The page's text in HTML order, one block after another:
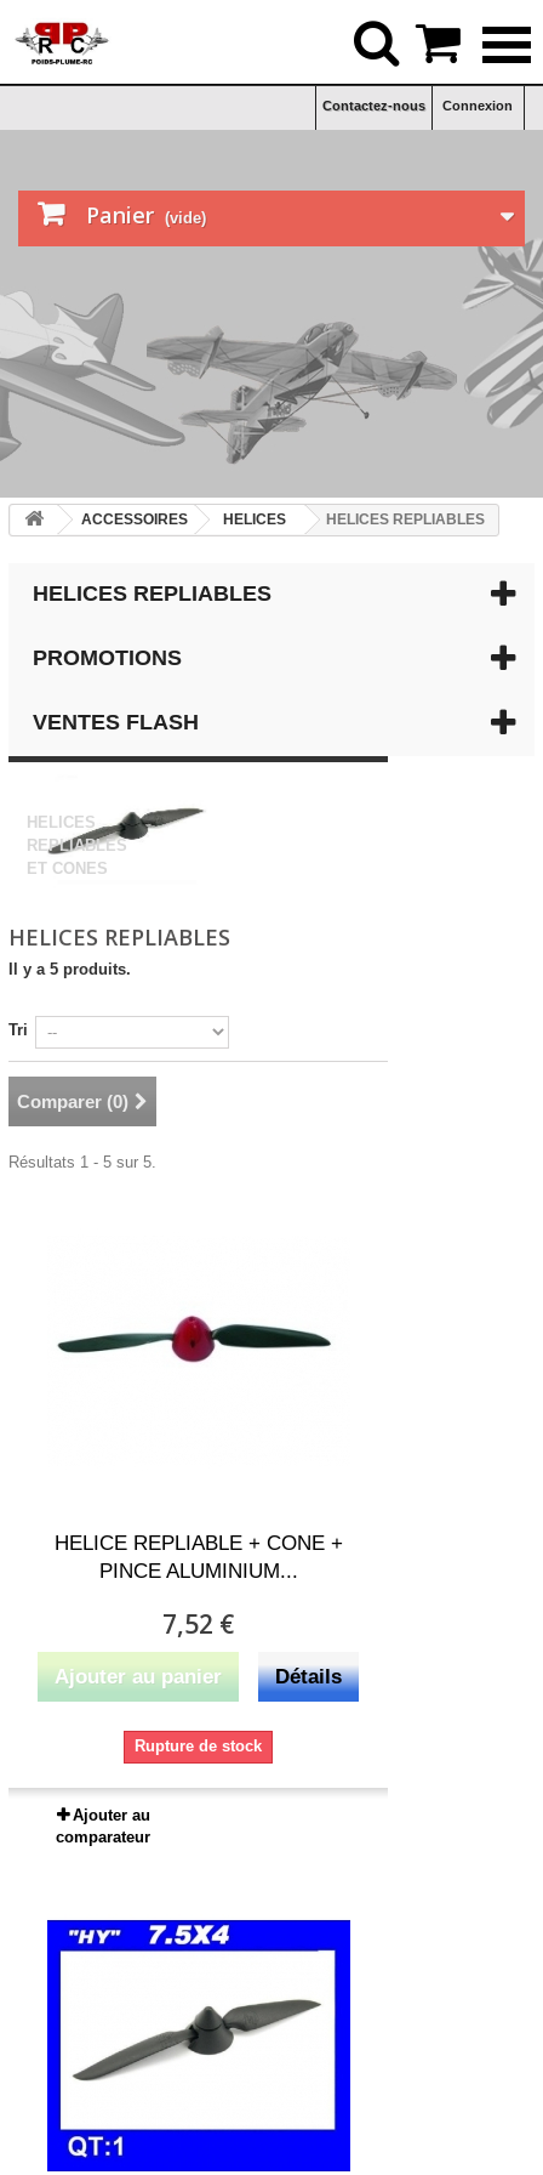
Connexion
Contactez-nous
Panier (vide)
ACCESSOIRES HELICES HELICES REPLIABLES
HELICES REPLIABLES
PROMOTIONS
VENTES FLASH
HELICES
REPLIABLES
ET CONES
HELICES REPLIABLES
Il y a 5 produits.
Tri
Comparer (0)
Résultats 1 - 5 sur 5.
HELICE REPLIABLE + CONE +
PINCE ALUMINIUM...
7,52 €
Ajouter au panier Détails
Rupture de stock
Ajouter au
comparateur
 
